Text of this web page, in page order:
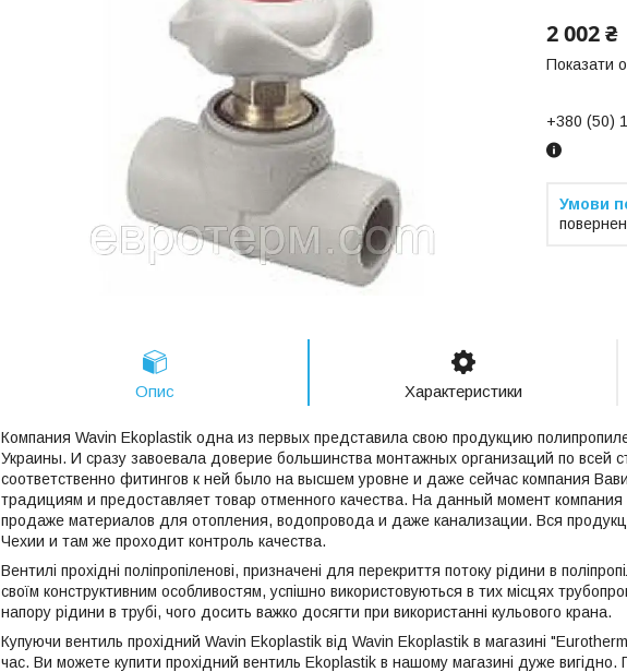
2 002 ₴
Показати
+380 (50)
Опис Характеристики
Компания Wavin Ekoplastik одна из первых представила свою продукцию
Украины. И сразу завоевала доверие большинства монтажных организаций по всей
соответственно фитингов к ней было на высшем уровне и даже сейчас компания
традициям и предоставляет товар отменного качества. На данный момент
продаже материалов для отопления, водопровода и даже канализации. Вся
Чехии и там же проходит контроль качества.
Вентилі прохідні поліпропіленові, призначені для перекриття потоку рідини в
своїм конструктивним особливостям, успішно використовуються в тих місцях
напору рідини в трубі, чого досить важко досягти при використанні кульового крана.
Купуючи вентиль прохідний Wavin Ekoplastik від Wavin Ekoplastik в магазині
час. Ви можете купити прохідний вентиль Ekoplastik в нашому магазині дуже вигідно.